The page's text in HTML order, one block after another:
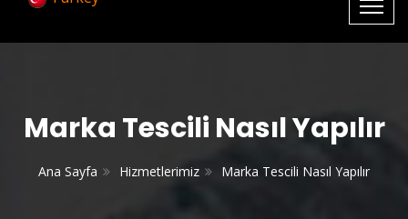
Marka Tescili Nasıl Yapılır
Ana Sayfa Hizmetlerimiz Marka Tescili Nasıl Yapılır